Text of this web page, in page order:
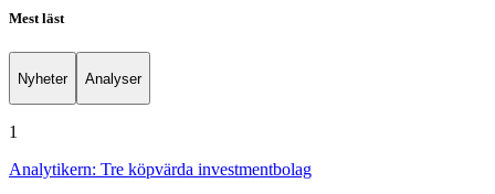
Mest läst
Nyheter Analyser
1
Analytikern: Tre köpvärda investmentbolag